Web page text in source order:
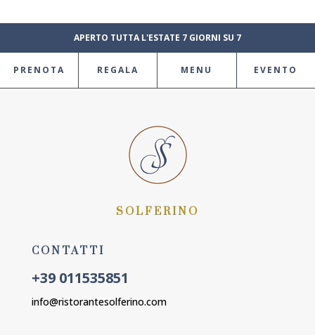
APERTO TUTTA L'ESTATE 7 GIORNI SU 7
PRENOTA REGALA MENU EVENTO
SOLFERINO
CONTATTI
+39 011535851
info@ristorantesolferino.com